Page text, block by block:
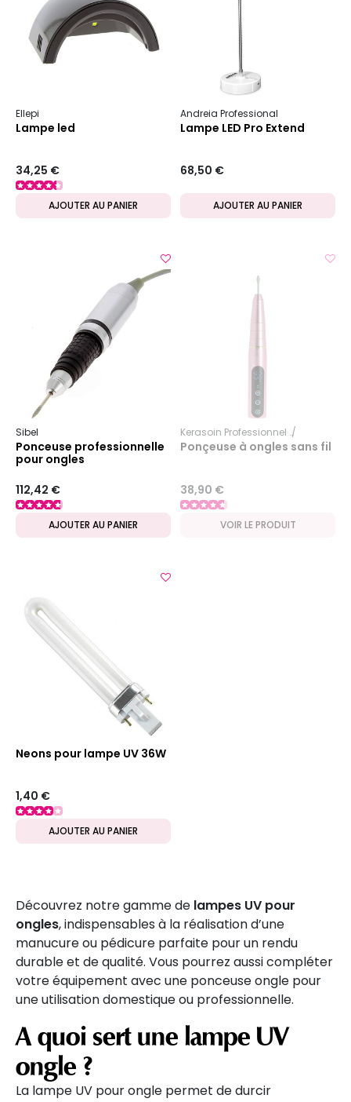
Ellepi
Lampe led
34,25 €
AJOUTER AU PANIER
Andreia Professional
Lampe LED Pro Extend
68,50 €
AJOUTER AU PANIER
Sibel
Ponceuse professionnelle
pour ongles
112,42 €
AJOUTER AU PANIER
Kerasoin Professionnel
Ponçeuse à ongles sans fil
38,90 €
VOIR LE PRODUIT
Neons pour lampe UV 36W
1,40 €
AJOUTER AU PANIER
Découvrez notre gamme de lampes UV pour
ongles, indispensables à la réalisation d’une
manucure ou pédicure parfaite pour un rendu
durable et de qualité. Vous pourrez aussi compléter
votre équipement avec une ponceuse ongle pour
une utilisation domestique ou professionnelle.
A quoi sert une lampe UV
ongle ?
La lampe UV pour ongle permet de durcir